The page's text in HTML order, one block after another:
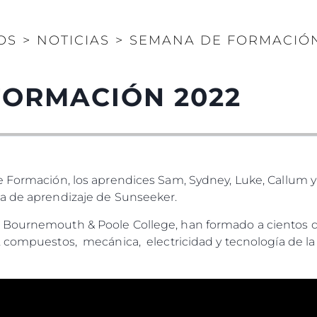
> NOTICIAS > SEMANA DE
2022
los aprendices Sam, Sydney, Luke,
de aprendizaje de Sunseeker.
& Poole College, han formado a cientos
mecánica, electricidad y tecnología de